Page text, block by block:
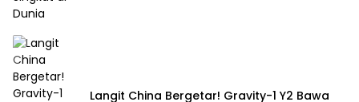
Langit China Bergetar! Gravity-1 Y2 Bawa